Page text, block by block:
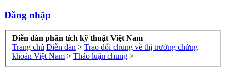
Đăng nhập
Diễn đàn phân tích kỹ thuật Việt Nam
Trang chủ Diễn đàn > Trao đổi chung về thị trường chứng
khoán Việt Nam > Thảo luận chung >